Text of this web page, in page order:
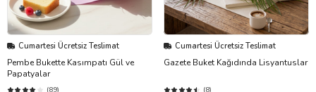
Cumartesi Ücretsiz Teslimat
Pembe Bukette Kasımpatı Gül ve
Papatyalar
Cumartesi Ücretsiz Teslimat
Gazete Buket Kağıdında Lisyantuslar